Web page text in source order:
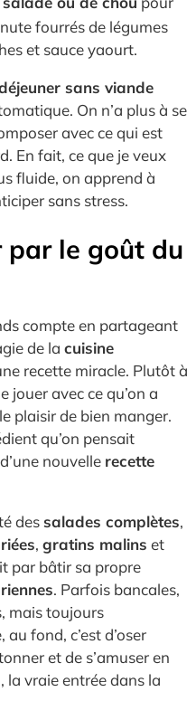
fourrés de légumes
et sauce yaourt.
sans viande
On n’a plus à se
avec ce qui est
En fait, ce que je veux
fluide, on apprend à
sans stress.
par le goût du
compte en partageant
de la cuisine
recette miracle. Plutôt à
jouer avec ce qu’on a
plaisir de bien manger.
qu’on pensait
nouvelle recette
des salades complètes,
, gratins malins et
par bâtir sa propre
. Parfois bancales,
mais toujours
fond, c’est d’oser
et de s’amuser en
la vraie entrée dans la